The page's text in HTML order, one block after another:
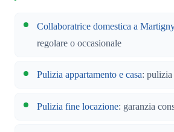
Collaboratrice domestica a
regolare o occasionale
Pulizia appartamento e casa:
Pulizia fine locazione: garanzia